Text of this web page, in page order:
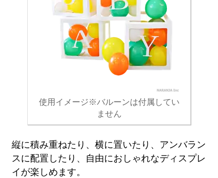
使用イメージ※バルーンは付属してい
ません
縦に積み重ねたり、横に置いたり、アンバラン
スに配置したり、自由におしゃれなディスプレ
イが楽しめます。